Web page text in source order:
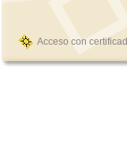
Acceso con